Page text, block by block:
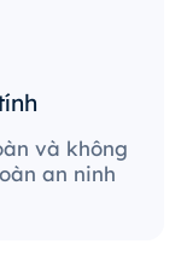
và không
an ninh